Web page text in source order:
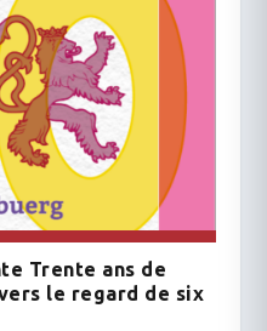
Trente ans de
le regard de six